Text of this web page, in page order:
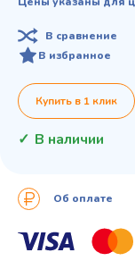
В сравнение
В избранное
Купить в 1 клик
В наличии
Об оплате